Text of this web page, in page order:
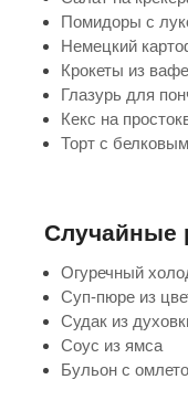
Помидоры с
Немецкий
Крокеты из
Глазурь для
Кекс на
Торт с
Случайные
Огуречный
Суп-пюре из
Судак из
Соус из ямса
Бульон с